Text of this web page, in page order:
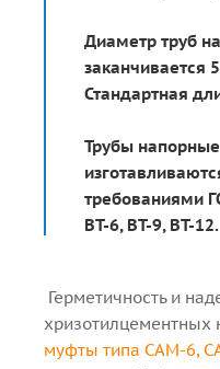
Диаметр труб
заканчивается
Стандартная
Трубы
требованиями
ВТ-6, ВТ-9, ВТ-12.
Герметичность и
хризотилцементных
муфты типа САМ-6,